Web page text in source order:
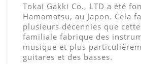
Tokai Gakki Co., LTD a été
Hamamatsu, au Japon. Cela
plusieurs décennies que
familiale fabrique des
musique et plus
guitares et des basses.